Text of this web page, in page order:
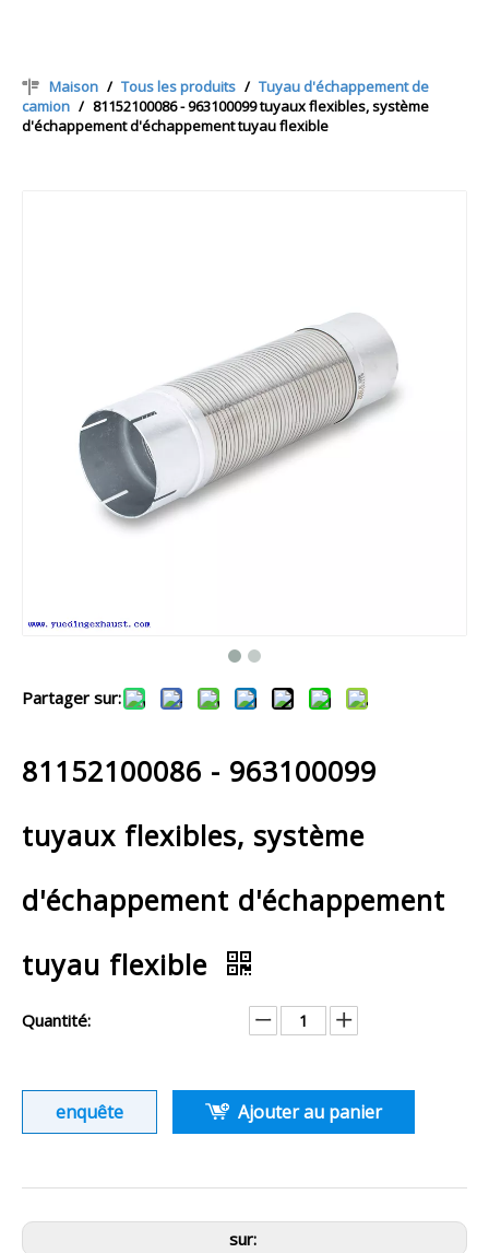
Maison / Tous les produits / Tuyau d'échappement de
camion / 81152100086 - 963100099 tuyaux flexibles, système
d'échappement d'échappement tuyau flexible
Partager sur:
81152100086 - 963100099
tuyaux flexibles, système
d'échappement d'échappement
tuyau flexible
Quantité:
enquête Ajouter au panier
sur: